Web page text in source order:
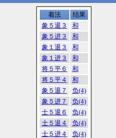
着法
结果
象５退３
和
象５进３
和
象１退３
和
象１进３
和
将５平６
和
将５平４
和
象５退７
负(4)
象５进７
负(4)
士５退６
负(4)
士５退４
负(4)
士５进４
负(4)